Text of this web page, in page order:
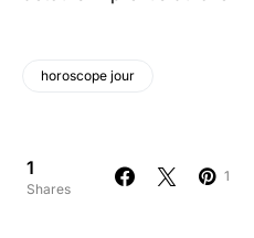
horoscope jour
1
Shares
1